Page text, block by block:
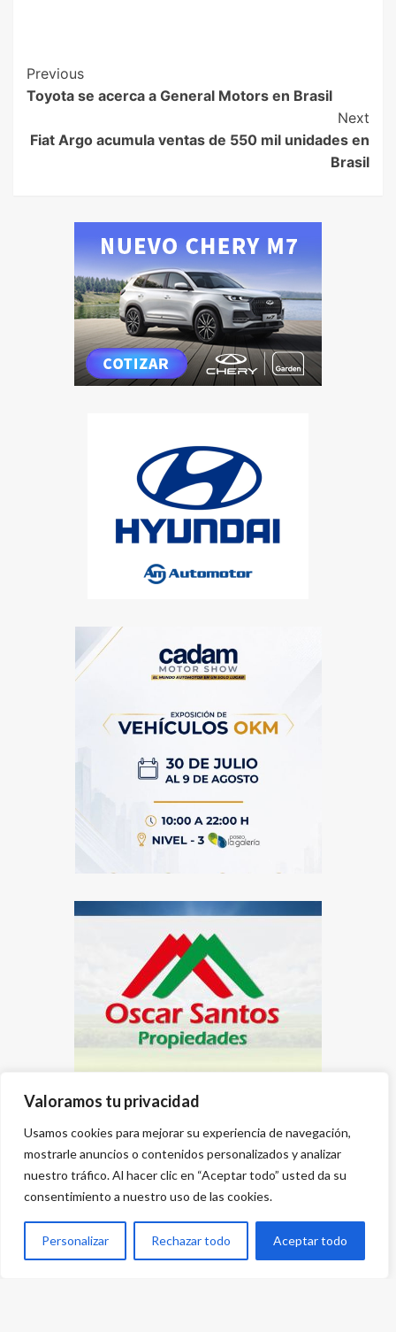
Valoramos tu privacidad
Usamos cookies para mejorar su experiencia de navegación,
mostrarle anuncios o contenidos personalizados y analizar
nuestro tráfico. Al hacer clic en “Aceptar todo” usted da su
consentimiento a nuestro uso de las cookies.
Personalizar Rechazar todo Aceptar todo
Previous
Toyota se acerca a General Motors en Brasil
Next
Fiat Argo acumula ventas de 550 mil unidades en
Brasil